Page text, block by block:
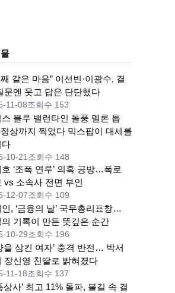
같은 마음” 이선빈·이광수, 결
문엔 웃고 답은 단단했다
11-08조회수 153
스 블루 밸런타인 돌풍 멜론 톱
상까지 찍었다 믹스팝이 대세를
다
10-21조회수 148
‘조폭 연루’ 의혹 공방…폭로
vs 소속사 전면 부인
12-07조회수 109
, ‘금융의 날’ 국무총리표창…
기록이 만든 뜻깊은 순간
10-29조회수 196
을 삼킨 여자’ 충격 반전… 박서
장신영 친딸로 밝혀졌다
11-18조회수 137
상사’ 최고 11% 돌파, 불길 속 결